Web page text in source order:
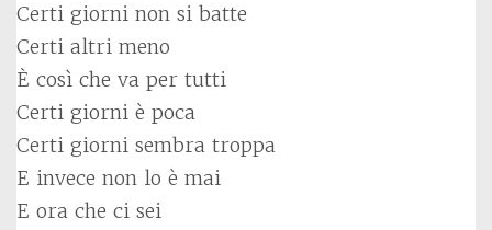
Certi giorni non si batte
Certi altri meno
È così che va per tutti
Certi giorni è poca
Certi giorni sembra troppa
E invece non lo è mai
E ora che ci sei